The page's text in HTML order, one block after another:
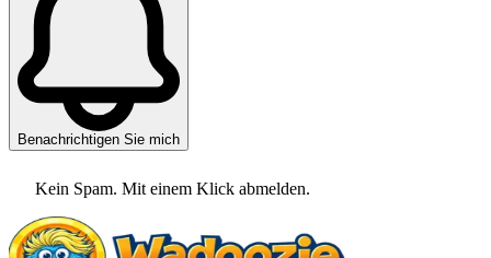
Benachrichtigen Sie mich
Kein Spam. Mit einem Klick abmelden.